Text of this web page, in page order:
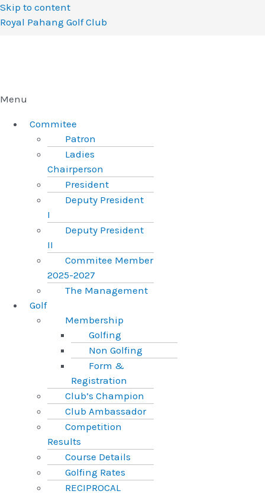
Skip to content
Royal Pahang Golf Club
Menu
Commitee
Patron
Ladies
Chairperson
President
Deputy President
I
Deputy President
II
Commitee Member
2025-2027
The Management
Golf
Membership
Golfing
Non Golfing
Form &
Registration
Club’s Champion
Club Ambassador
Competition
Results
Course Details
Golfing Rates
RECIPROCAL